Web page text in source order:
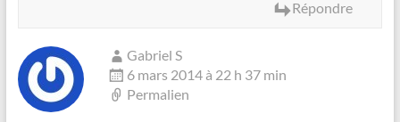
Répondre
Gabriel S
6 mars 2014 à 22 h 37 min
Permalien